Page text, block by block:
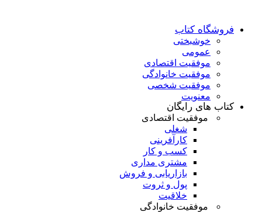
فروشگاه کتاب
خوشبختی
عمومی
موفقیت اقتصادی
موفقیت خانوادگی
موفقیت شخصی
معنویت
کتاب های رایگان
موفقیت اقتصادی
شغلی
کارآفرینی
کسب و کار
مشتری مداری
بازاریابی و فروش
پول و ثروت
خلاقیت
موفقیت خانوادگی